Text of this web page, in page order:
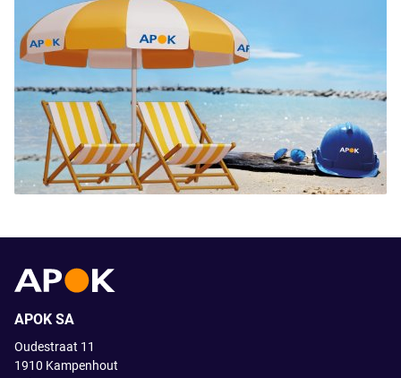
APOK SA
Oudestraat 11
1910 Kampenhout